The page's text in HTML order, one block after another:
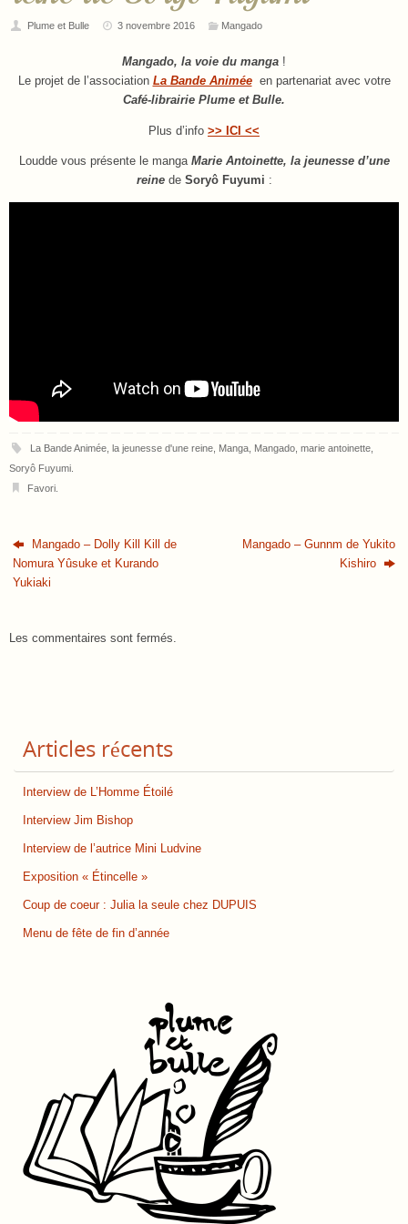
Plume et Bulle 3 novembre 2016 Mangado
Mangado, la voie du manga !
Le projet de l’association La Bande Animée
en partenariat avec votre
Café-librairie Plume et Bulle.
Plus d’info >> ICI <<
Loudde vous présente le manga Marie Antoinette, la jeunesse d’une
reine de Soryô Fuyumi :
La Bande Animée, la jeunesse d'une reine, Manga, Mangado, marie antoinette,
Soryô Fuyumi
Favori.
Mangado – Dolly Kill Kill de
Nomura Yûsuke et Kurando
Yukiaki
Mangado – Gunnm de Yukito
Kishiro
Les commentaires sont fermés.
Articles récents
Interview de L’Homme Étoilé
Interview Jim Bishop
Interview de l’autrice Mini Ludvine
Exposition « Étincelle »
Coup de coeur : Julia la seule chez DUPUIS
Menu de fête de fin d’année